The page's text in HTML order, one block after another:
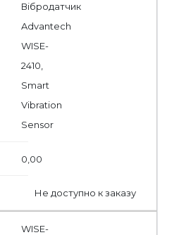
Вібродатчик
Advantech
WISE-
2410,
Smart
Vibration
Sensor
0,00
Не доступно к заказу
WISE-